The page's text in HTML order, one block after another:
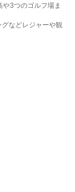
3つのゴルフ場ま
などレジャーや観
徒歩圏内にありま